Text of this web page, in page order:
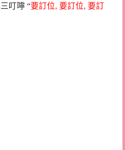
叮嚀 “要訂位, 要訂位, 要訂